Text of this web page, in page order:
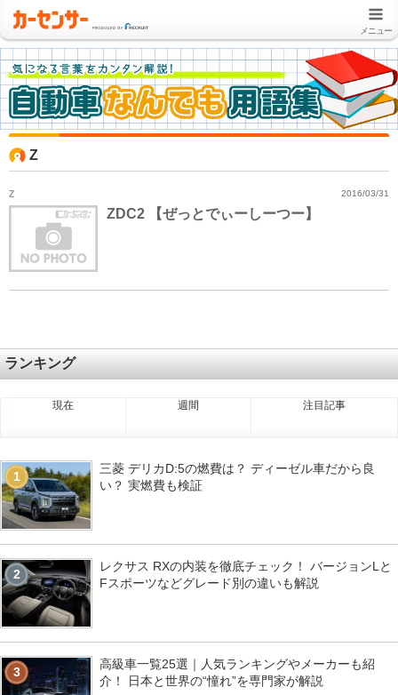
メニュー
Z
Z 2016/03/31
ZDC2 【ぜっとでぃーしーつー】
ランキング
現在 週間 注目記事
1
三菱 デリカD:5の燃費は？ ディーゼル車だから良
い？ 実燃費も検証
2
レクサス RXの内装を徹底チェック！ バージョンLと
Fスポーツなどグレード別の違いも解説
3
高級車一覧25選｜人気ランキングやメーカーも紹
介！ 日本と世界の“憧れ”を専門家が解説